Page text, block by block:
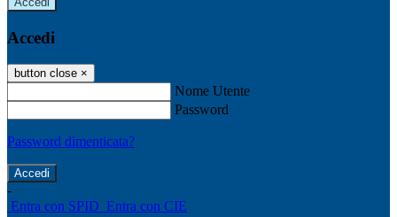
Accedi
button close ×
Nome Utente
Password
Password dimenticata?
-
Entra con SPID Entra con CIE